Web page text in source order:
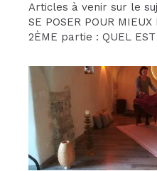
Articles à venir sur le
SE POSER POUR MIEUX
2ÈME partie : QUEL EST